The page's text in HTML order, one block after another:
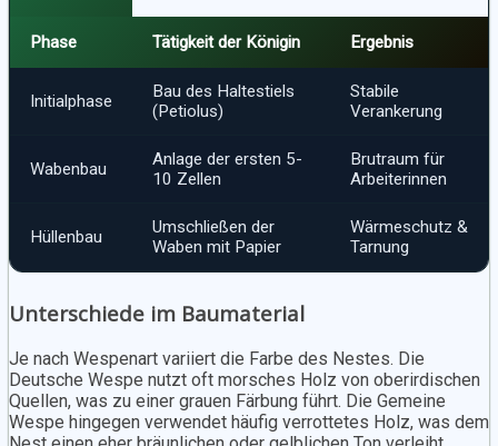
Phase Tätigkeit der Königin Ergebnis
Initialphase
Bau des Haltestiels
(Petiolus)
Stabile
Verankerung
Wabenbau
Anlage der ersten 5-
10 Zellen
Brutraum für
Arbeiterinnen
Hüllenbau
Umschließen der
Waben mit Papier
Wärmeschutz &
Tarnung
Unterschiede im Baumaterial
Je nach Wespenart variiert die Farbe des Nestes. Die
Deutsche Wespe nutzt oft morsches Holz von oberirdischen
Quellen, was zu einer grauen Färbung führt. Die Gemeine
Wespe hingegen verwendet häufig verrottetes Holz, was dem